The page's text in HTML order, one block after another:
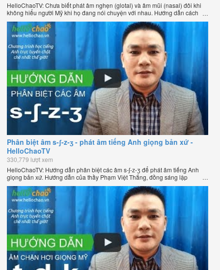
HelloChaoTV: Chưa biết phát âm nghẹn (glotal) và âm mũi (nasal) đôi khi
không hiểu người Mỹ khi họ đang nói chuyện với nhau. Hướng dẫn cách
phát âm tiếng Anh giọng Mỹ theo phương pháp đọc tách ghép âm đặc biệt
của thầy Phạm Việt Thắng, đồng sáng lập HelloChao.vn - Chương trình
dạy tiếng Anh trực tuyến chặt chẽ nhất thế giới.
Phân biệt âm s-ʃ-z-ʒ - phát âm tiếng Anh giọng bản xứ -
HelloChaoTV
330,779 lượt xem
HelloChaoTV: Hướng dẫn phân biệt các âm s-ʃ-z-ʒ để phát âm tiếng Anh
giọng bản xứ. Hướng dẫn của thầy Phạm Việt Thắng, đồng sáng lập
HelloChao.vn - Chương trình dạy tiếng Anh trực tuyến chặt chẽ nhất thế
giới.